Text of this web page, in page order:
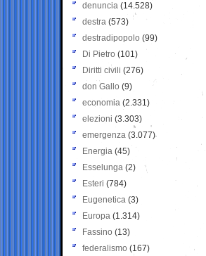
denuncia (14.528)
destra (573)
destradipopolo (99)
Di Pietro (101)
Diritti civili (276)
don Gallo (9)
economia (2.331)
elezioni (3.303)
emergenza (3.077)
Energia (45)
Esselunga (2)
Esteri (784)
Eugenetica (3)
Europa (1.314)
Fassino (13)
federalismo (167)